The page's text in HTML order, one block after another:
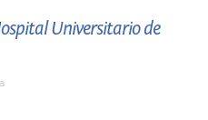
Universitario de